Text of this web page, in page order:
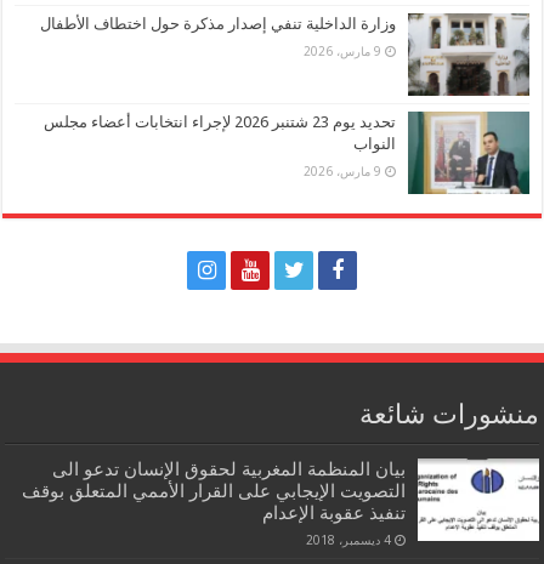
وزارة الداخلية تنفي إصدار مذكرة حول اختطاف الأطفال
9 مارس، 2026
تحديد يوم 23 شتنبر 2026 لإجراء انتخابات أعضاء مجلس
النواب
9 مارس، 2026
منشورات شائعة
بيان المنظمة المغربية لحقوق الإنسان تدعو الى
التصويت الإيجابي على القرار الأممي المتعلق بوقف
تنفيذ عقوبة الإعدام
4 ديسمبر، 2018